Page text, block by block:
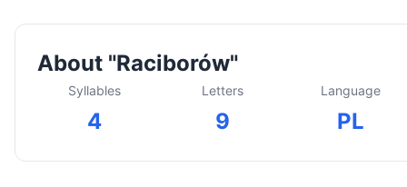
About "Raciborów"
Syllables
4
Letters
9
Language
PL